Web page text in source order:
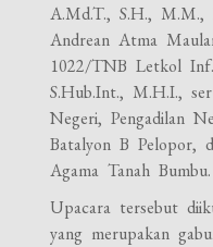
A.Md.T., S.H., M.M.,
Andrean Atma
1022/TNB Letkol
S.Hub.Int., M.H.I.,
Negeri, Pengadilan
Batalyon B Pelopor,
Agama Tanah Bumbu.
Upacara tersebut
yang merupakan